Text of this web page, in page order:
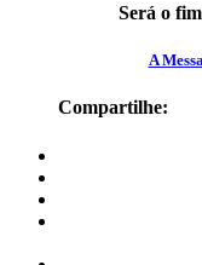
Será o
A
Compartilhe: